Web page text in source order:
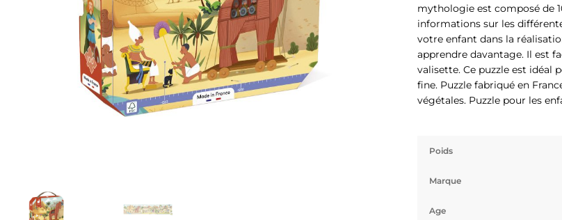
mythologie est composé de
informations sur les
votre enfant dans la
apprendre davantage. Il est
valisette. Ce puzzle est idéal
fine. Puzzle fabriqué en
végétales. Puzzle pour les
Poids
Marque
Age